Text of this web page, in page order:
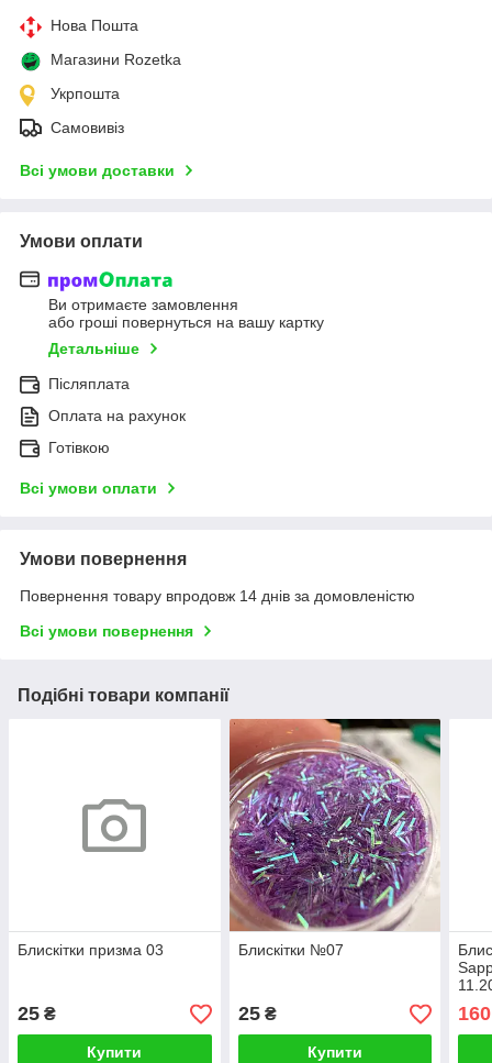
Нова Пошта
Магазини Rozetka
Укрпошта
Самовивіз
Всі умови доставки
Умови оплати
Ви отримаєте замовлення
або гроші повернуться на вашу картку
Детальніше
Післяплата
Оплата на рахунок
Готівкою
Всі умови оплати
Умови повернення
Повернення товару впродовж 14 днів за домовленістю
Всі умови повернення
Подібні товари компанії
Блискітки призма 03
25 ₴
Купити
Блискітки №07
25₴
Купити
160